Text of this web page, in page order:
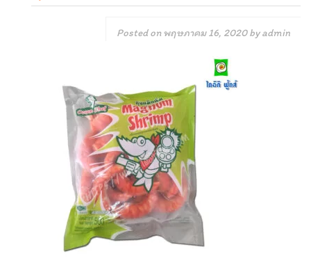
Posted onพฤษภาคม 16, 2020byadmin